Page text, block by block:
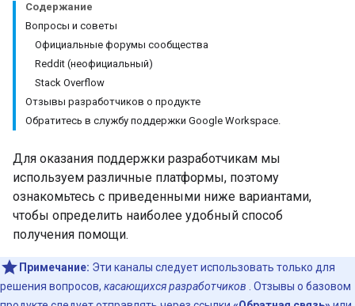
Содержание
Вопросы и советы
Официальные форумы сообщества
Reddit (неофициальный)
Stack Overflow
Отзывы разработчиков о продукте
Обратитесь в службу поддержки Google Workspace.
Для оказания поддержки разработчикам мы
используем различные платформы, поэтому
ознакомьтесь с приведенными ниже вариантами,
чтобы определить наиболее удобный способ
получения помощи.
Примечание: Эти каналы следует использовать только для
решения вопросов, касающихся разработчиков . Отзывы о базовом